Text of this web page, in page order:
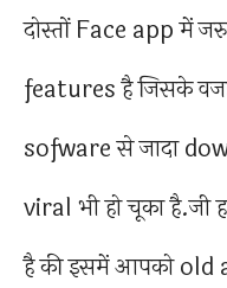
दोस्तों Face app में
features है जिसके
sofware से जादा
viral भी हो चूका
है की इसमें आपको old